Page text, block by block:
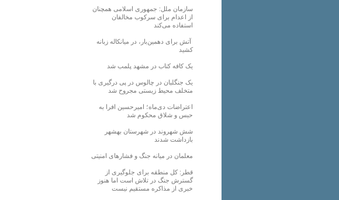
سازمان ملل: جمهوری اسلامی همچنان
از اعدام برای سرکوب مخالفان
استفاده می‌کند
آتش برای دهمین‌بار، در میانکاله زبانه
کشید
یک کافه کتاب در مشهد پلمب شد
یک جنگلبان در چالوس در پی درگیری با
متخلف محیط زیستی مجروح شد
اعتراضات دی‌ماه؛ امیرحسین افرا به
حبس و شلاق محکوم شد
شش شهروند در شهرستان بهشهر
بازداشت شدند
معلمان در میانه جنگ و فشارهای امنیتی
قطر: کل منطقه برای جلوگیری از
گسترش جنگ در تلاش است اما هنوز
خبری از مذاکره مستقیم نیست